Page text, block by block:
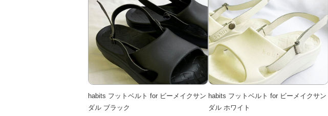
habits フットベルト for ビーメイクサン
ダル ブラック
habits フットベルト for ビーメイクサン
ダル ホワイト